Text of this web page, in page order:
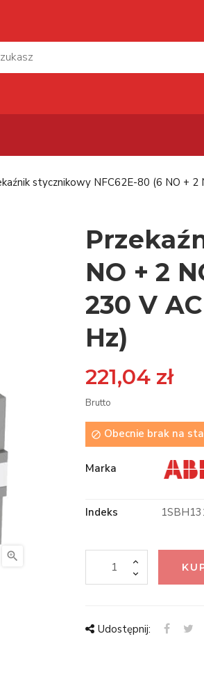
stycznikowy NFC62E-80 (6 NO +

NO + 2
230 V
Hz)
221,04 zł
Brutto
 Obecnie brak na
Marka
Indeks
Udostępnij: